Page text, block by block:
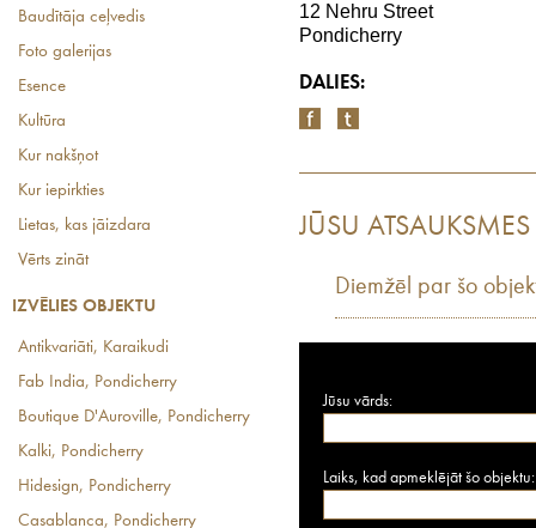
Baudītāja ceļvedis
Foto galerijas
Esence
Kultūra
Kur nakšņot
Kur iepirkties
Lietas, kas jāizdara
Vērts zināt
IZVĒLIES OBJEKTU
Antikvariāti, Karaikudi
Fab India, Pondicherry
Boutique D'Auroville, Pondicherry
Kalki, Pondicherry
Hidesign, Pondicherry
Casablanca, Pondicherry
12 Nehru Street
Pondicherry
DALIES:
JŪSU ATSAUKSMES
Diemžēl par šo
Jūsu vārds:
Laiks, kad apmeklējāt šo objektu: